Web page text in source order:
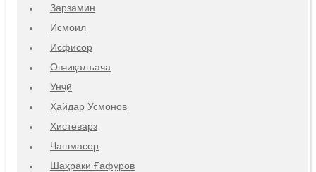
Зарзамин
Исмоил
Исфисор
Овчиқалъача
Унҷӣ
Ҳайдар Усмонов
Хистеварз
Чашмасор
Шаҳраки Ғафуров